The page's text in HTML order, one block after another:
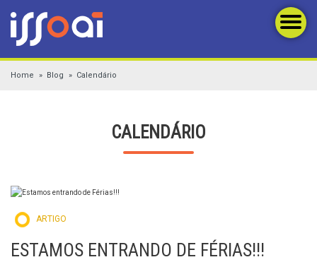
Home Blog Calendário
CALENDÁRIO
ARTIGO
ESTAMOS ENTRANDO DE FÉRIAS!!!